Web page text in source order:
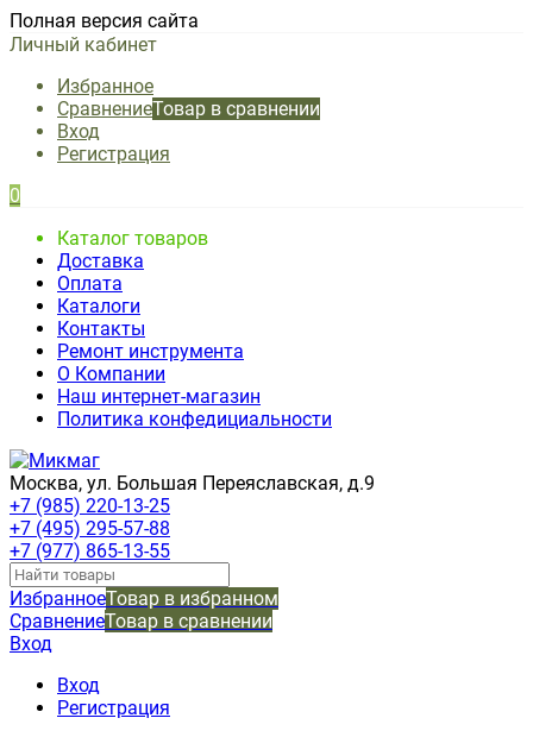
Полная версия сайта
Личный кабинет
Избранное
СравнениеТовар в сравнении
Вход
Регистрация
0
Каталог товаров
Доставка
Оплата
Каталоги
Контакты
Ремонт инструмента
О Компании
Наш интернет-магазин
Политика конфедициальности
Москва, ул. Большая Переяславская, д.9
+7 (985) 220-13-25
+7 (495) 295-57-88
+7 (977) 865-13-55
ИзбранноеТовар в избранном
СравнениеТовар в сравнении
Вход
Вход
Регистрация